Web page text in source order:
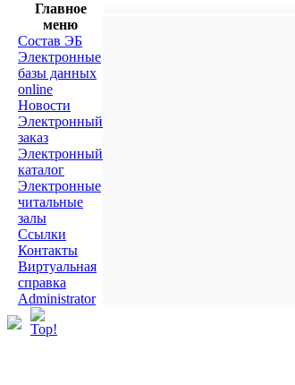
Главное
меню
Состав ЭБ
Электронные
базы данных
online
Новости
Электронный
заказ
Электронный
каталог
Электронные
читальные
залы
Ссылки
Контакты
Виртуальная
справка
Administrator